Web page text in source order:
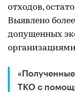
отходов,
Выявлено
допущенных
ТКО с